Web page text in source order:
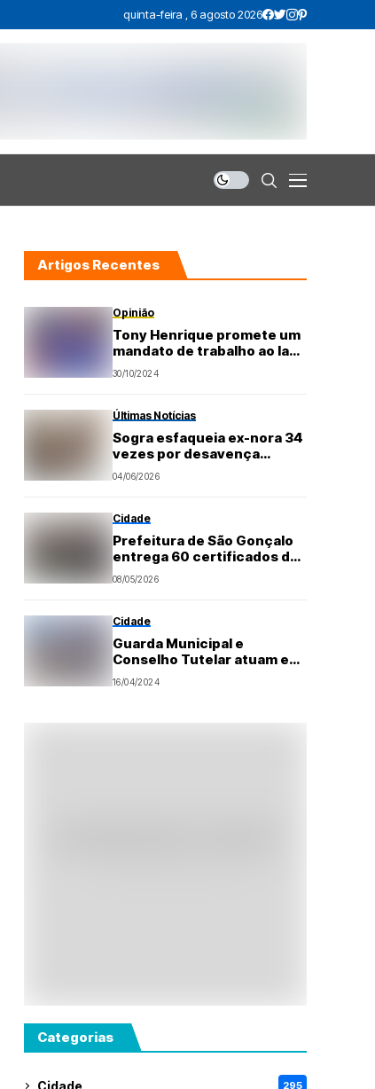
quinta-feira , 6 agosto 2026
Artigos Recentes
Opinião
Tony Henrique promete um
mandato de trabalho ao lado
do prefeito eleito Paulinho
Freire
30/10/2024
Últimas Notícias
Sogra esfaqueia ex-nora 34
vezes por desavença
familiar
04/06/2026
Cidade
Prefeitura de São Gonçalo
entrega 60 certificados de
alunos no curso “Fala Mais
Idiomas”
08/05/2026
Cidade
Guarda Municipal e
Conselho Tutelar atuam em
caso de abandono de menor
16/04/2024
Categorias
Cidade 295